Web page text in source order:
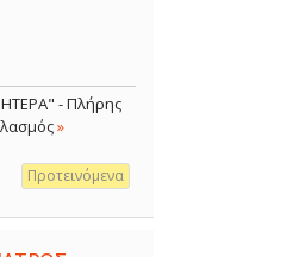
- Πλήρης
»
Προτεινόμενα